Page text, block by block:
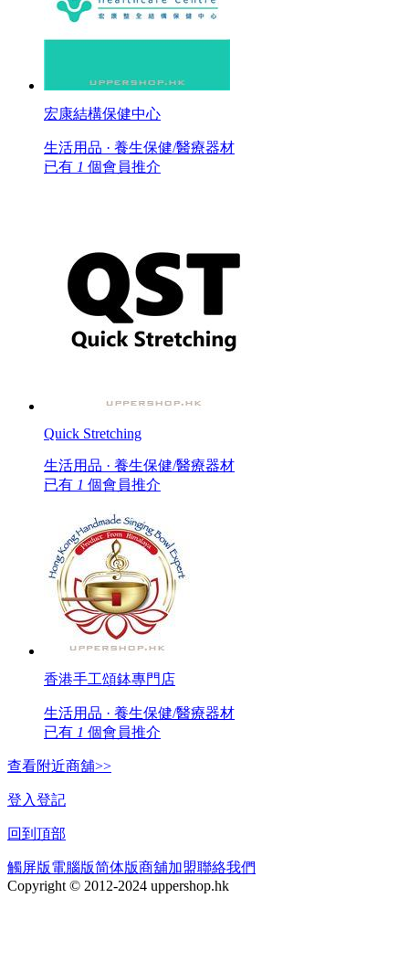
宏康結構保健中心
生活用品 · 養生保健/醫療器材
已有 1 個會員推介
Quick Stretching
生活用品 · 養生保健/醫療器材
已有 1 個會員推介
香港手工頌鉢專門店
生活用品 · 養生保健/醫療器材
已有 1 個會員推介
查看附近商舖>>
登入登記
回到頂部
觸屏版電腦版简体版商舖加盟聯絡我們
Copyright © 2012-2024 uppershop.hk